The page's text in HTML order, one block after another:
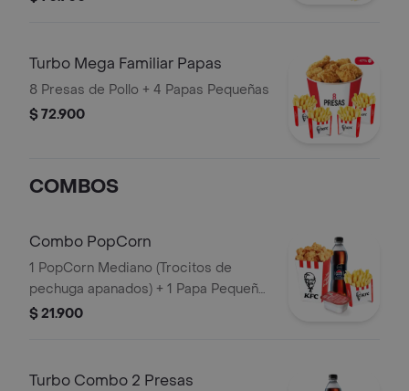
Pequeñas + 1 Balde de Salsa 100g
Turbo Mega Familiar Papas
8 Presas de Pollo + 4 Papas Pequeñas
$ 72.900
COMBOS
Combo PopCorn
1 PopCorn Mediano (Trocitos de
pechuga apanados) + 1 Papa Pequeña
+ 1 Gaseosa PET 400ml + 1 Blister de
$ 21.900
Turbo Combo 2 Presas